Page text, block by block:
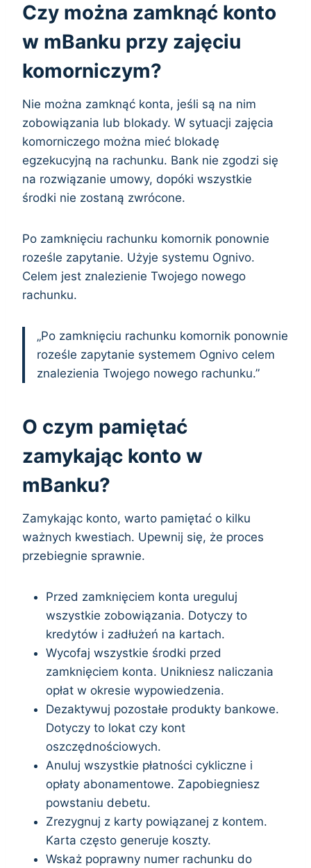
Czy można zamknąć konto
w mBanku przy zajęciu
komorniczym?
Nie można zamknąć konta, jeśli są na nim
zobowiązania lub blokady. W sytuacji zajęcia
komorniczego można mieć blokadę
egzekucyjną na rachunku. Bank nie zgodzi się
na rozwiązanie umowy, dopóki wszystkie
środki nie zostaną zwrócone.
Po zamknięciu rachunku komornik ponownie
roześle zapytanie. Użyje systemu Ognivo.
Celem jest znalezienie Twojego nowego
rachunku.
„Po zamknięciu rachunku komornik ponownie
roześle zapytanie systemem Ognivo celem
znalezienia Twojego nowego rachunku.”
O czym pamiętać
zamykając konto w
mBanku?
Zamykając konto, warto pamiętać o kilku
ważnych kwestiach. Upewnij się, że proces
przebiegnie sprawnie.
Przed zamknięciem konta ureguluj
wszystkie zobowiązania. Dotyczy to
kredytów i zadłużeń na kartach.
Wycofaj wszystkie środki przed
zamknięciem konta. Unikniesz naliczania
opłat w okresie wypowiedzenia.
Dezaktywuj pozostałe produkty bankowe.
Dotyczy to lokat czy kont
oszczędnościowych.
Anuluj wszystkie płatności cykliczne i
opłaty abonamentowe. Zapobiegniesz
powstaniu debetu.
Zrezygnuj z karty powiązanej z kontem.
Karta często generuje koszty.
Wskaż poprawny numer rachunku do